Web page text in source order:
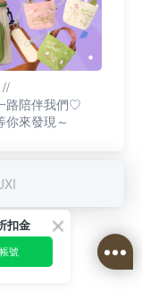
路陪伴我們♡
你來發現～
扣金
號